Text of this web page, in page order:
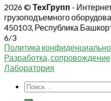
2026 ©ТехГрупп -
грузоподъемного
450103, Республика
6/3
Политика
Разработка,
Лаборатория
Искать: